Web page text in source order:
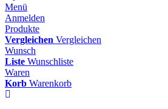
Menü
Anmelden
Produkte
Vergleichen Vergleichen
Wunsch
Liste Wunschliste
Waren
Korb Warenkorb